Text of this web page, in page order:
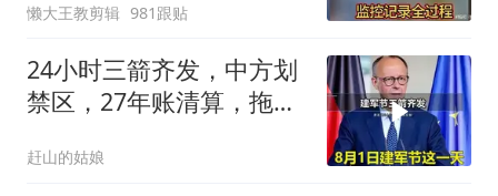
懒大王教剪辑 981跟贴
24小时三箭齐发，中方划
禁区，27年账清算，拖船
赶山的姑娘